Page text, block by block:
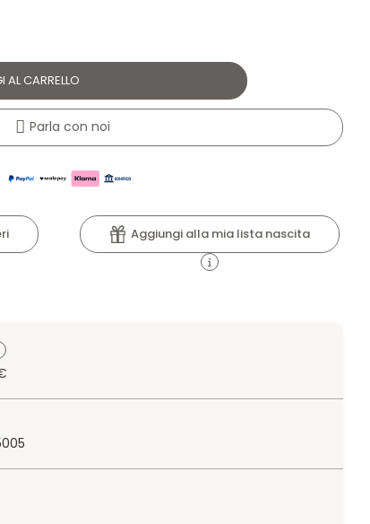
AL CARRELLO
Parla con noi
Aggiungi alla mia lista nascita